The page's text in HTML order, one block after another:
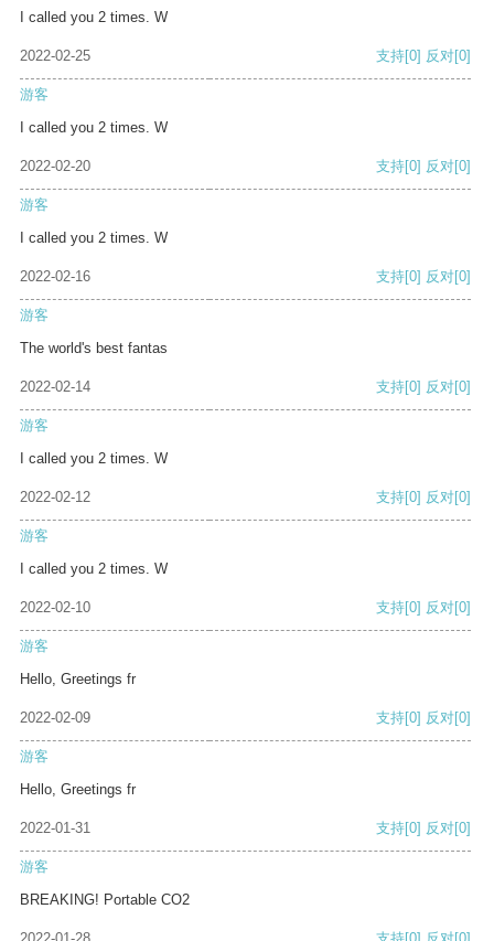
I called you 2 times. W
2022-02-25 支持[0] 反对[0]
游客
I called you 2 times. W
2022-02-20 支持[0] 反对[0]
游客
I called you 2 times. W
2022-02-16 支持[0] 反对[0]
游客
The world's best fantas
2022-02-14 支持[0] 反对[0]
游客
I called you 2 times. W
2022-02-12 支持[0] 反对[0]
游客
I called you 2 times. W
2022-02-10 支持[0] 反对[0]
游客
Hello, Greetings fr
2022-02-09 支持[0] 反对[0]
游客
Hello, Greetings fr
2022-01-31 支持[0] 反对[0]
游客
BREAKING! Portable CO2